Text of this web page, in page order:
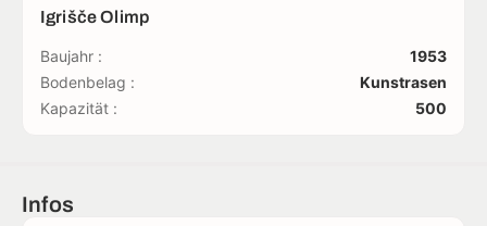
Igrišče Olimp
Baujahr :
1953
Bodenbelag :
Kunstrasen
Kapazität :
500
Infos